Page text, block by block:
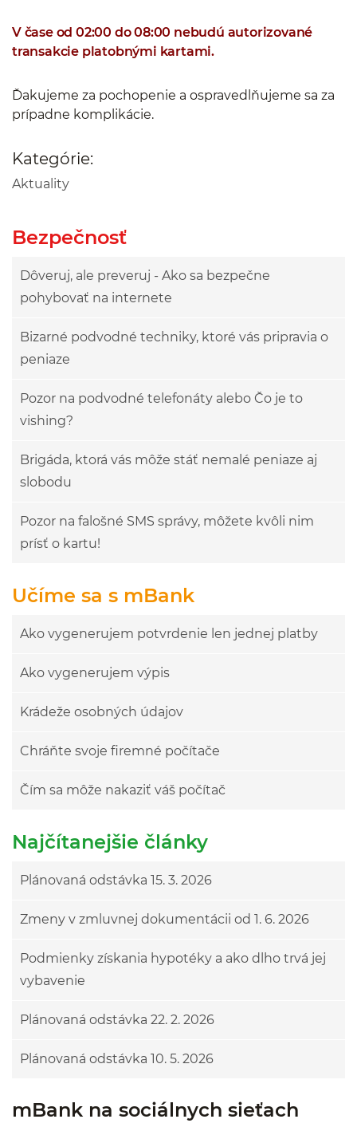
V čase od 02:00 do 08:00 nebudú autorizované
transakcie platobnými kartami.
Ďakujeme za pochopenie a ospravedlňujeme sa za
prípadne komplikácie.
Kategórie:
Aktuality
Bezpečnosť
Dôveruj, ale preveruj - Ako sa bezpečne
pohybovať na internete
Bizarné podvodné techniky, ktoré vás pripravia o
peniaze
Pozor na podvodné telefonáty alebo Čo je to
vishing?
Brigáda, ktorá vás môže stáť nemalé peniaze aj
slobodu
Pozor na falošné SMS správy, môžete kvôli nim
prísť o kartu!
Učíme sa s mBank
Ako vygenerujem potvrdenie len jednej platby
Ako vygenerujem výpis
Krádeže osobných údajov
Chráňte svoje firemné počítače
Čím sa môže nakaziť váš počítač
Najčítanejšie články
Plánovaná odstávka 15. 3. 2026
Zmeny v zmluvnej dokumentácii od 1. 6. 2026
Podmienky získania hypotéky a ako dlho trvá jej
vybavenie
Plánovaná odstávka 22. 2. 2026
Plánovaná odstávka 10. 5. 2026
mBank na sociálnych sieťach